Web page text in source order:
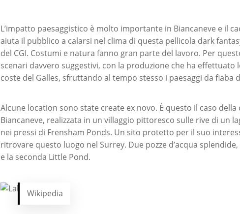
L’impatto paesaggistico è molto importante in Biancaneve e il
aiuta il pubblico a calarsi nel clima di questa pellicola dark
del CGI. Costumi e natura fanno gran parte del lavoro. Per
scenari davvero suggestivi, con la produzione che ha effettuato
coste del Galles, sfruttando al tempo stesso i paesaggi da fiaba
Alcune location sono state create ex novo. È questo il caso della
Biancaneve, realizzata in un villaggio pittoresco sulle rive di un
nei pressi di Frensham Ponds. Un sito protetto per il suo
ritrovare questo luogo nel Surrey. Due pozze d’acqua
e la seconda Little Pond.
Wikipedia